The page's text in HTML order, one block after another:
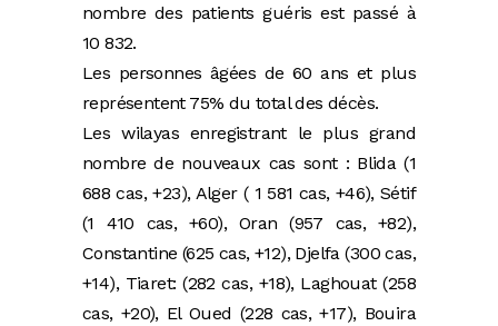
nombre des patients guéris est passé à
10 832.
Les personnes âgées de 60 ans et plus
représentent 75% du total des décès.
Les wilayas enregistrant le plus grand
nombre de nouveaux cas sont : Blida (1
688 cas, +23), Alger ( 1 581 cas, +46), Sétif
(1 410 cas, +60), Oran (957 cas, +82),
Constantine (625 cas, +12), Djelfa (300 cas,
+14), Tiaret: (282 cas, +18), Laghouat (258
cas, +20), El Oued (228 cas, +17), Bouira